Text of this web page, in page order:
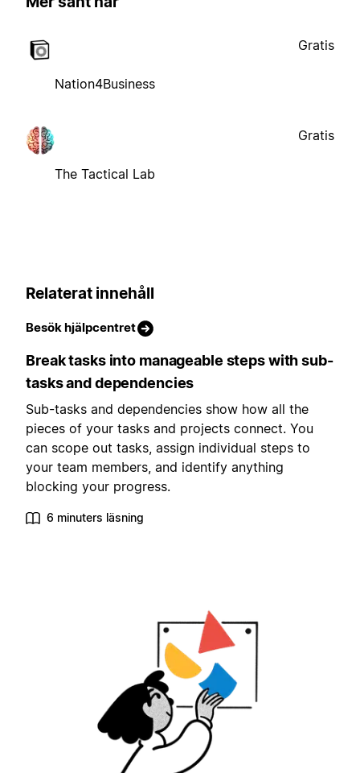
Nation4Business
Gratis
The Tactical Lab
Gratis
Relaterat innehåll
Besök hjälpcentret
Break tasks into manageable steps with sub-
tasks and dependencies
Sub-tasks and dependencies show how all the
pieces of your tasks and projects connect. You
can scope out tasks, assign individual steps to
your team members, and identify anything
blocking your progress.
6 minuters läsning